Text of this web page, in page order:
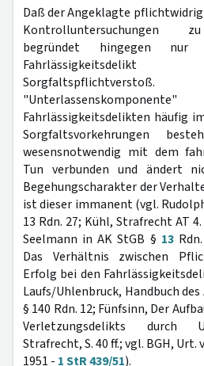
Daß der Angeklagte pflichtwidrig
Kontrolluntersuchungen
begründet hingegen
Fahrlässigkeitsdelikt
Fahrlässigkeitsdelikten häufig
Sorgfaltsvorkehrungen
wesensnotwendig mit dem
Tun verbunden und ändert
Begehungscharakter der
ist dieser immanent (vgl.
13 Rdn. 27; Kühl, Strafrecht AT
Seelmann in AK StGB § 13Rdn.
Das Verhältnis zwischen
Erfolg bei den
Laufs/Uhlenbruck, Handbuch
§ 140 Rdn. 12; Fünfsinn, Der
Verletzungsdelikts durch
Strafrecht, S. 40 ff.; vgl. BGH, Urt.
1951 - 1 StR 439/51).